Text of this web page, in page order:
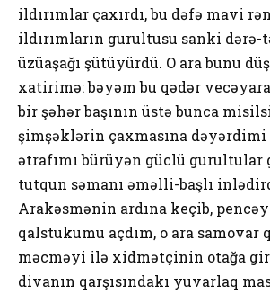
ildırımlar çaxırdı, bu dəfə mavi
ildırımların gurultusu sanki dərə-
üzüaşağı şütüyürdü. O ara bunu
xatirimə: bəyəm bu qədər
bir şəhər başının üstə bunca
şimşəklərin çaxmasına dəyərdimi
ətrafımı bürüyən güclü gurultular
tutqun səmanı əməlli-başlı
Arakəsmənin ardına keçib,
qalstukumu açdım, o ara samovar
məcməyi ilə xidmətçinin otağa
divanın qarşısındakı yuvarlaq